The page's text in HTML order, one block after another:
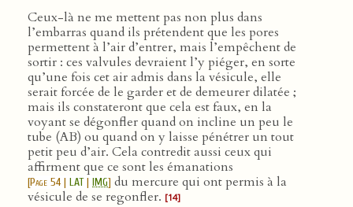
Ceux-là ne me mettent pas non plus dans
l’embarras quand ils prétendent que les pores
permettent à l’air d’entrer, mais l’empêchent de
sortir : ces valvules devraient l’y piéger, en sorte
qu’une fois cet air admis dans la vésicule, elle
serait forcée de le garder et de demeurer dilatée ;
mais ils constateront que cela est faux, en la
voyant se dégonfler quand on incline un peu le
tube (AB) ou quand on y laisse pénétrer un tout
petit peu d’air. Cela contredit aussi ceux qui
affirment que ce sont les émanations
[Page 54 | LAT| IMG] du mercure qui ont permis à la
vésicule de se regonfler. [14]